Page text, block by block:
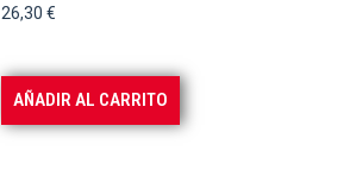
26,30 €
AÑADIR AL CARRITO